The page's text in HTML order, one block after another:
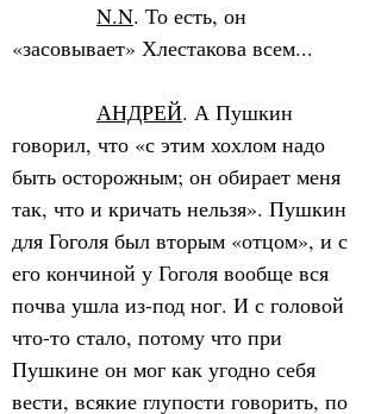
N.N. То есть, он
«засовывает» Хлестакова всем...
АНДРЕЙ. А Пушкин
говорил, что «с этим хохлом надо
быть осторожным; он обирает меня
так, что и кричать нельзя». Пушкин
для Гоголя был вторым «отцом», и с
его кончиной у Гоголя вообще вся
почва ушла из-под ног. И с головой
что-то стало, потому что при
Пушкине он мог как угодно себя
вести, всякие глупости говорить, по